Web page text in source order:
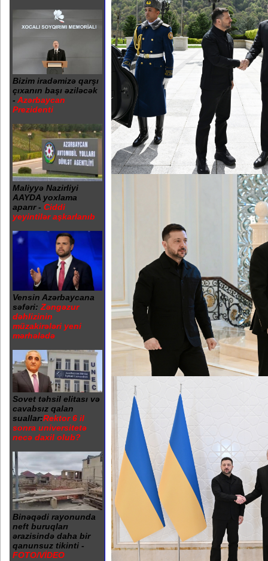
Bizim iradəmizə qarşı
çıxanın başı əziləcək
- Azərbaycan
Prezidenti
Maliyyə Nazirliyi
AAYDA yoxlama
aparır - Ciddi
yeyintilər aşkarlanıb
Vensin Azərbaycana
səfəri: Zəngəzur
dəhlizinin
müzakirələri yeni
mərhələdə
Sovet təhsil elitası və
cavabsız qalan
suallar:Rektor 6 il
sonra universitetə
necə daxil olub?
Binəqədi rayonunda
neft buruqları
ərazisində daha bir
qanunsuz tikinti -
FOTO/VİDEO